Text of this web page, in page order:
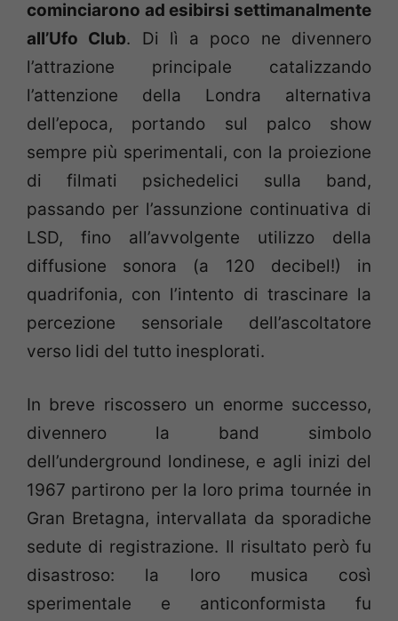
cominciarono ad esibirsi settimanalmente
all’Ufo Club. Di lì a poco ne divennero
l’attrazione principale catalizzando
l’attenzione della Londra alternativa
dell’epoca, portando sul palco show
sempre più sperimentali, con la proiezione
di filmati psichedelici sulla band,
passando per l’assunzione continuativa di
LSD, fino all’avvolgente utilizzo della
diffusione sonora (a 120 decibel!) in
quadrifonia, con l’intento di trascinare la
percezione sensoriale dell’ascoltatore
verso lidi del tutto inesplorati.
In breve riscossero un enorme successo,
divennero la band simbolo
dell’underground londinese, e agli inizi del
1967 partirono per la loro prima tournée in
Gran Bretagna, intervallata da sporadiche
sedute di registrazione. Il risultato però fu
disastroso: la loro musica così
sperimentale e anticonformista fu